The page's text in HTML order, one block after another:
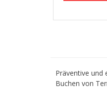
Präventive und
Buchen von